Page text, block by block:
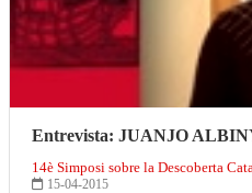
Entrevista: JUANJO
14è Simposi sobre la Descoberta
15-04-2015